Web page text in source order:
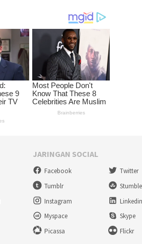
JARINGAN SOCIAL
Facebook
Twitter
Tumblr
Instagram
Myspace
Skype
Picassa
Flickr